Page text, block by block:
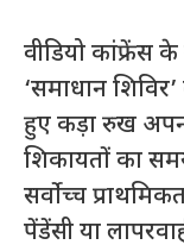
वीडियो कांफ्रेंस
‘समाधान
हुए कड़ा रुख
शिकायतों का
सर्वोच्च
पेंडेंसी या